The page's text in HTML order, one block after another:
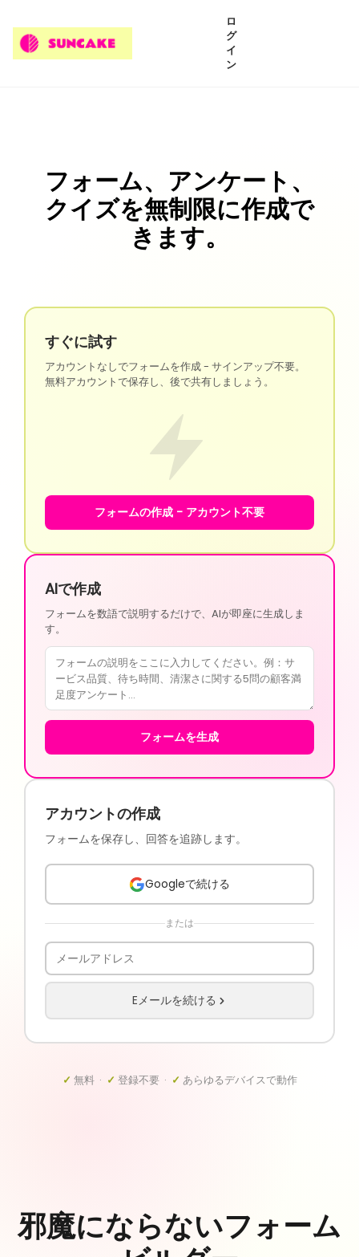
ロ
グ
イ
ン
フォーム、アンケート、
クイズを無制限に作成で
きます。
すぐに試す
アカウントなしでフォームを作成 - サインアップ不要。
無料アカウントで保存し、後で共有しましょう。
フォームの作成 - アカウント不要
AIで作成
フォームを数語で説明するだけで、AIが即座に生成しま
す。
フォームを生成
アカウントの作成
フォームを保存し、回答を追跡します。
Googleで続ける
または
Eメールを続ける
✓ 無料 · ✓ 登録不要 · ✓ あらゆるデバイスで動作
邪魔にならないフォーム